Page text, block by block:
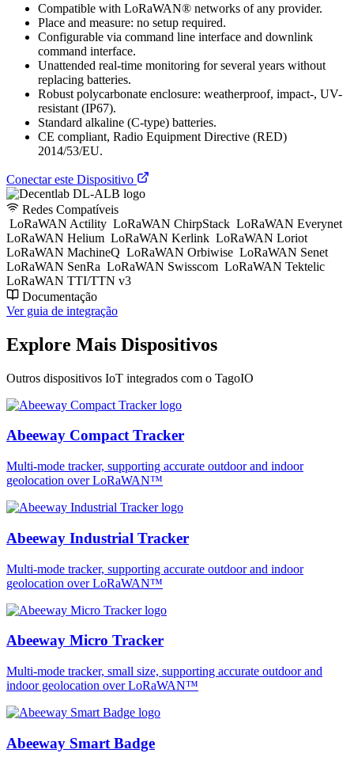
Compatible with LoRaWAN® networks of any provider.
Place and measure: no setup required.
Configurable via command line interface and downlink
command interface.
Unattended real-time monitoring for several years without
replacing batteries.
Robust polycarbonate enclosure: weatherproof, impact-, UV-
resistant (IP67).
Standard alkaline (C-type) batteries.
CE compliant, Radio Equipment Directive (RED)
2014/53/EU.
Conectar este Dispositivo
Redes Compatíveis
LoRaWAN Actility LoRaWAN ChirpStack LoRaWAN Everynet
LoRaWAN Helium LoRaWAN Kerlink LoRaWAN Loriot
LoRaWAN MachineQ LoRaWAN Orbiwise LoRaWAN Senet
LoRaWAN SenRa LoRaWAN Swisscom LoRaWAN Tektelic
LoRaWAN TTI/TTN v3
Documentação
Ver guia de integração
Explore Mais Dispositivos
Outros dispositivos IoT integrados com o TagoIO
Abeeway Compact Tracker
Multi-mode tracker, supporting accurate outdoor and indoor
geolocation over LoRaWAN™
Abeeway Industrial Tracker
Multi-mode tracker, supporting accurate outdoor and indoor
geolocation over LoRaWAN™
Abeeway Micro Tracker
Multi-mode tracker, small size, supporting accurate outdoor and
indoor geolocation over LoRaWAN™
Abeeway Smart Badge